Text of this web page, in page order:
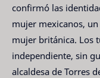
confirmó las
mujer mexicanos,
mujer británica. Los
independiente, sin
alcaldesa de Torres